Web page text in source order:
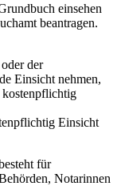
einsehen
beantragen.
der
Einsicht nehmen,
kostenpflichtig
Einsicht
für
Notarinnen